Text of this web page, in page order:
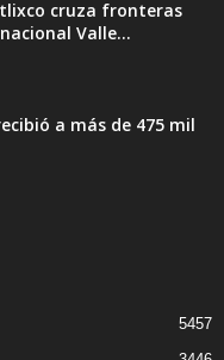
cruza fronteras
Valle...
a más de 475 mil
5457